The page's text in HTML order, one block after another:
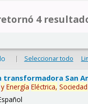
4
| Seleccionar todo
transformadora San
y Energía Eléctrica, Sociedad